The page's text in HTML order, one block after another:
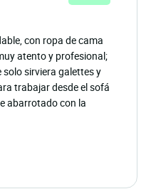
con ropa de cama
atento y profesional;
sirviera galettes y
trabajar desde el sofá
abarrotado con la